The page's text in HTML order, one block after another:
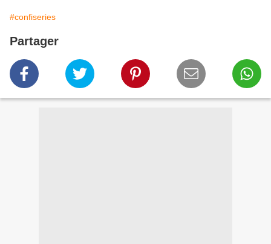
#confiseries
Partager